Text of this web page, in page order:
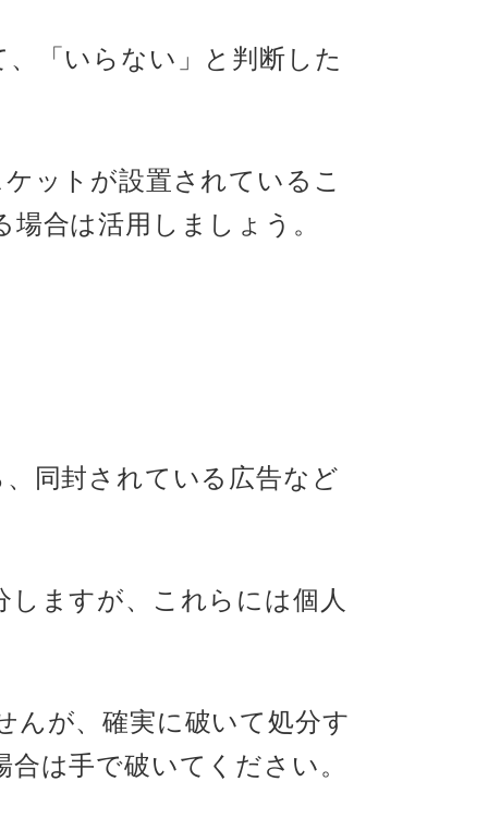
「いらない」と判断した
ットが設置されているこ
合は活用しましょう。
同封されている広告など
ますが、これらには個人
んが、確実に破いて処分す
は手で破いてください。